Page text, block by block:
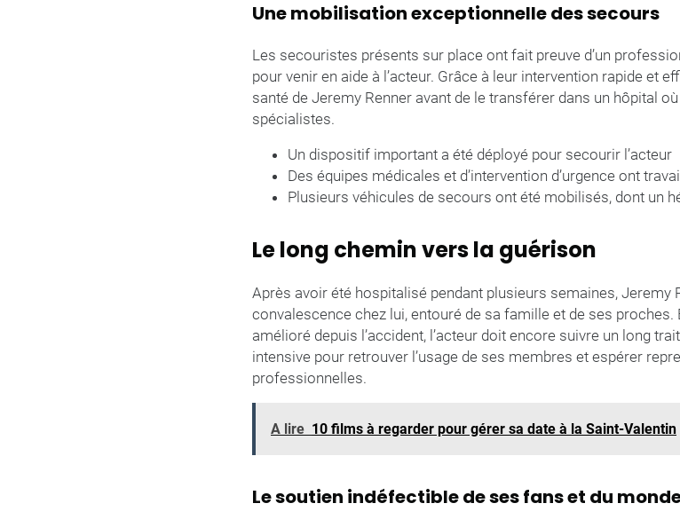
Une mobilisation exceptionnelle des secours
Les secouristes présents sur place ont fait preuve d’un
pour venir en aide à l’acteur. Grâce à leur intervention rapide et
santé de Jeremy Renner avant de le transférer dans un hôpital
spécialistes.
Un dispositif important a été déployé pour secourir l’acteur
Des équipes médicales et d’intervention d’urgence ont
Plusieurs véhicules de secours ont été mobilisés, dont un
Le long chemin vers la guérison
Après avoir été hospitalisé pendant plusieurs semaines, Jeremy
convalescence chez lui, entouré de sa famille et de ses
amélioré depuis l’accident, l’acteur doit encore suivre un long
intensive pour retrouver l’usage de ses membres et espérer
professionnelles.
A lire 10 films à regarder pour gérer sa date à la Saint-Valentin
Le soutien indéfectible de ses fans et du